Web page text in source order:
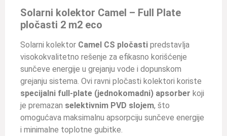
Solarni kolektor Camel – Full Plate
pločasti 2 m2 eco
Solarni kolektor Camel CS pločasti predstavlja
visokokvalitetno rešenje za efikasno korišćenje
sunčeve energije u grejanju vode i dopunskom
grejanju sistema. Ovi ravni pločasti kolektori koriste
specijalni full-plate (jednokomadni) apsorber koji
je premazan selektivnim PVD slojem, što
omogućava maksimalnu apsorpciju sunčeve energije
i minimalne toplotne gubitke.